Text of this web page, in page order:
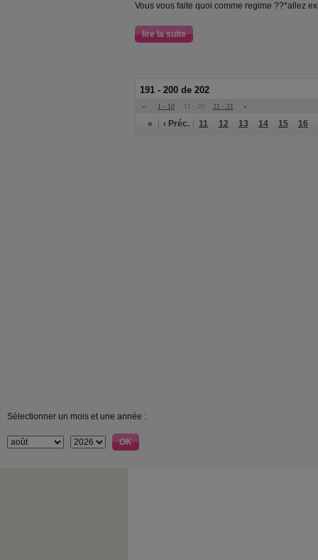
Vous vous faite quoi comme regime ??*allez
lire la suite
191 - 200 de 202
« 1 - 10 11 - 20 21 - 21 »
« ‹ Préc. 11 12 13 14 15 16
Sélectionner un mois et une année :